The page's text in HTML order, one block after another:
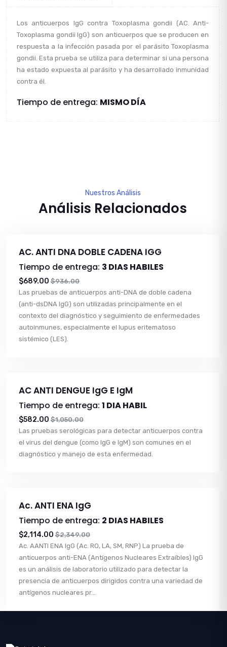
Los anticuerpos IgG contra Toxoplasma gondii (AC. Anti-
Toxoplasma gondii IgG) son anticuerpos que se producen en
respuesta a la infección pasada por el parásito Toxoplasma
gondii. Esta prueba se utiliza para determinar si una persona
ha estado expuesta al parásito y ha desarrollado inmunidad
contra él.
Tiempo de entrega: MISMO DÍA
Nuestros Análisis
Análisis Relacionados
AC. ANTI DNA DOBLE CADENA IGG
Tiempo de entrega: 3 DIAS HABILES
$689.00 $936.00
Las pruebas de anticuerpos anti-DNA de doble cadena
(anti-dsDNA IgG) son utilizadas principalmente en el
contexto del diagnóstico y seguimiento de enfermedades
autoinmunes, especialmente el lupus eritematoso
sistémico (LES).
AC ANTI DENGUE IgG E IgM
Tiempo de entrega: 1 DIA HABIL
$582.00 $1,050.00
Las pruebas serológicas para detectar anticuerpos contra
el virus del dengue (como IgG e IgM) son comunes en el
diagnóstico y manejo de esta enfermedad.
Ac. ANTI ENA IgG
Tiempo de entrega: 2 DIAS HABILES
$2,114.00 $2,349.00
Ac. AANTI ENA IgG (Ac. RO, LA, SM, RNP) La prueba de
anticuerpos anti-ENA (Antígenos Nucleares Extraíbles) IgG
es un análisis de laboratorio utilizado para detectar la
presencia de anticuerpos dirigidos contra una variedad de
antígenos nucleares pr...